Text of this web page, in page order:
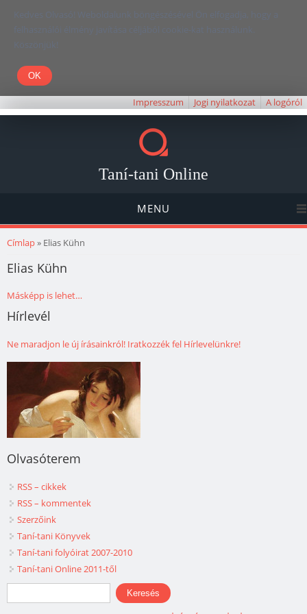
Kedves Olvasó! Weboldalunk böngészésével Ön elfogadja, hogy a
felhasználói élmény javítása céljából cookie-kat használunk.
Köszönjük!
Impresszum Jogi nyilatkozat A logóról
Taní-tani Online
MENU
Jelenlegi hely
Címlap» Elias Kühn
Elias Kühn
Másképp is lehet…
Hírlevél
Ne maradjon le új írásainkról! Iratkozzék fel Hírlevelünkre!
Olvasóterem
RSS – cikkek
RSS – kommentek
Szerzőink
Taní-tani Könyvek
Taní-tani folyóirat 2007-2010
Taní-tani Online 2011-től
Keresés űrlap
Keresés